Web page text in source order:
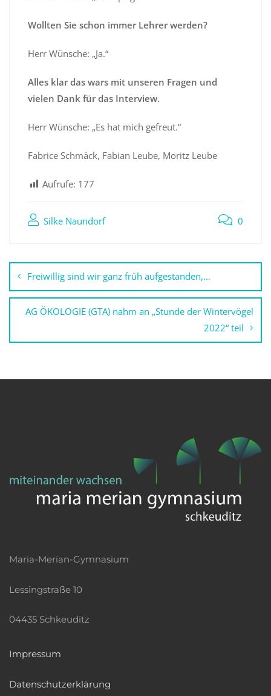
Wollten Sie schon immer Lehrer werden?
Herr Wünsche: „Ja.“
Alles klar das wars mit unseren Fragen und
vielen Dank für das Interview.
Herr Wünsche: „Es hat mich gefreut.“
Fabrice Schmäck, Fabian Leube, Moritz Leube
Aufrufe: 177
Silke Naundorf 0
Beitragsnavigation
Freiwillig sind wir ganz früh aufgestanden,…
AG ÖKOLOGIE (GTA) nahm an „Stunde der Wintervögel
2022“ teil
Maria-Merian-Gymnasium
Lessingstraße 10
04435 Schkeuditz
Impressum
Datenschutzerklärung